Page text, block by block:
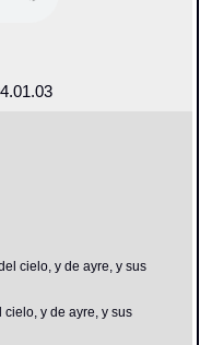
cielo, y de ayre, y sus
y de ayre, y sus